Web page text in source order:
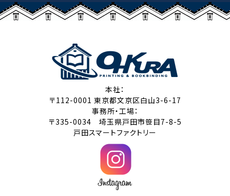
本社：
〒112-0001 東京都文京区白山3-6-17
事務所・工場：
〒335-0034 埼玉県戸田市笹目7-8-5
戸田スマートファクトリー